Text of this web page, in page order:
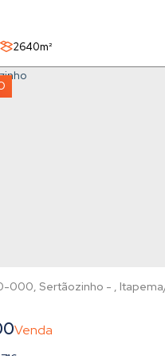
2640m²
000, Sertãozinho , Itapema